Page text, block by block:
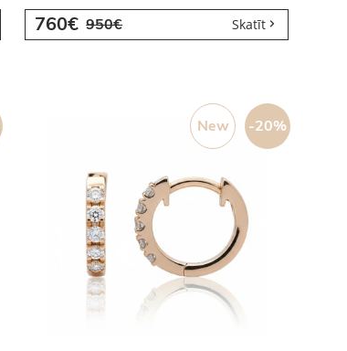
760€ 950€ Skatīt
-20%
New